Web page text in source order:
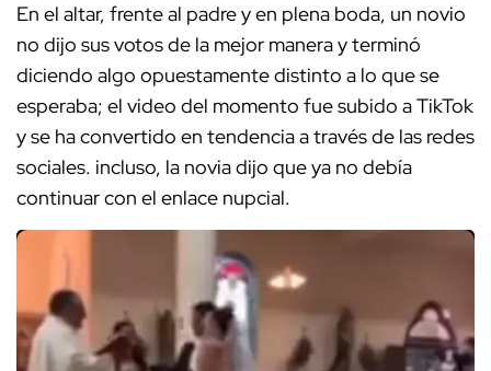
En el altar, frente al padre y en plena boda, un novio
no dijo sus votos de la mejor manera y terminó
diciendo algo opuestamente distinto a lo que se
esperaba; el video del momento fue subido a TikTok
y se ha convertido en tendencia a través de las redes
sociales. incluso, la novia dijo que ya no debía
continuar con el enlace nupcial.